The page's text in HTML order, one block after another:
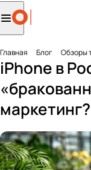
Главная Блог Обзоры
iPhone в
маркетинг?